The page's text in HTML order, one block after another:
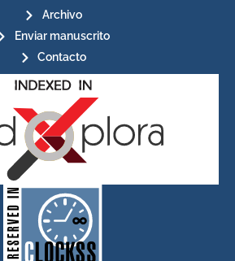
Archivo
Enviar manuscrito
Contacto
CLOCKSS is a dak archive that
ensures the long-term survival
of web-based scholary
publications, governed by and
for its stakeholders.